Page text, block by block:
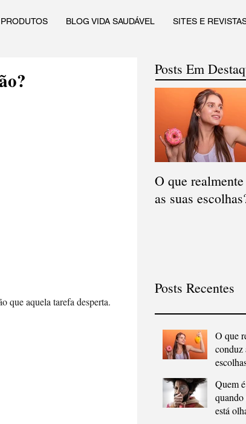
PRODUTOS BLOG VIDA SAUDÁVEL SITES E
que aquela tarefa desperta.
Posts Em
O que
as suas
Posts Recentes
O que
conduz
Quem
está